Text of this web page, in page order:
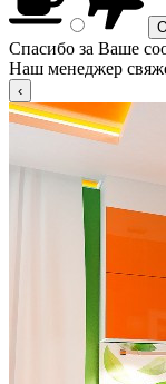
Спасибо за Ваше
Наш менеджер